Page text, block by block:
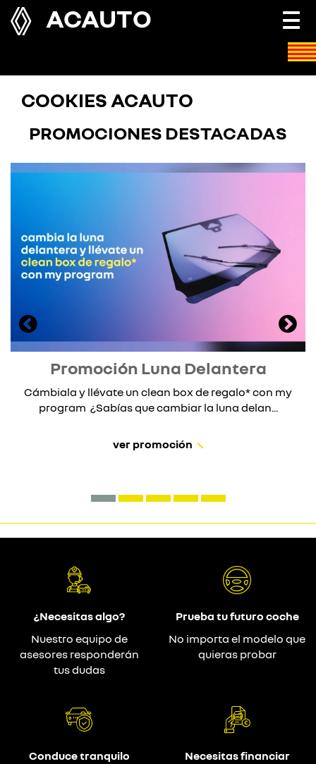
ACAUTO
COOKIES ACAUTO
PROMOCIONES DESTACADAS
Promoción Luna Delantera
Cámbiala y llévate un clean box de regalo* con my
program ¿Sabías que cambiar la luna delan...
ver promoción
¿Necesitas algo?
Nuestro equipo de
asesores responderán
tus dudas
Prueba tu futuro coche
No importa el modelo que
quieras probar
Conduce tranquilo
Necesitas financiar